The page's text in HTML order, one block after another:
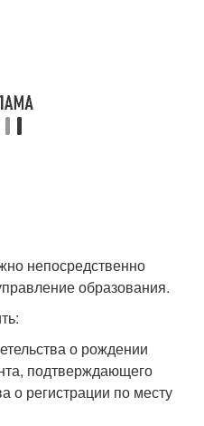
непосредственно
образования.
о рождении
подтверждающего
о регистрации по месту